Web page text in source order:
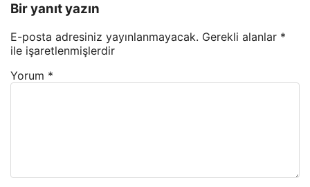
Bir yanıt yazın
E-posta adresiniz yayınlanmayacak. Gerekli alanlar *
ile işaretlenmişlerdir
Yorum *